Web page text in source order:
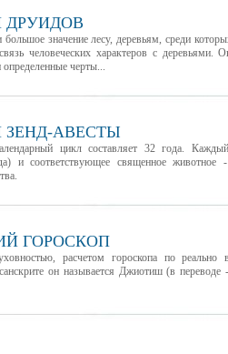
ДРУИДОВ
значение лесу, деревьям, среди
человеческих характеров с
определенные черты...
ЗЕНД-АВЕСТЫ
цикл составляет 32 года.
и соответствующее священное
ГОРОСКОП
расчетом гороскопа по
он называется Джиотиш (в переводе